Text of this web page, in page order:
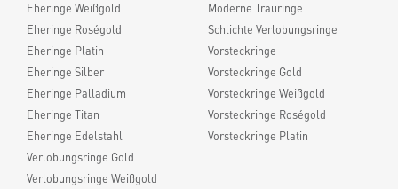
Eheringe Weißgold
Eheringe Roségold
Eheringe Platin
Eheringe Silber
Eheringe Palladium
Eheringe Titan
Eheringe Edelstahl
Verlobungsringe Gold
Verlobungsringe Weißgold
Moderne Trauringe
Schlichte Verlobungsringe
Vorsteckringe
Vorsteckringe Gold
Vorsteckringe Weißgold
Vorsteckringe Roségold
Vorsteckringe Platin